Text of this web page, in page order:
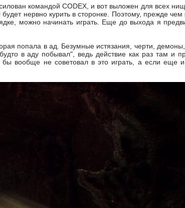
командой CODEX, и вот выложен для всех
нервно курить в сторонке. Поэтому, прежде чем
можно начинать играть. Еще до выхода я
попала в ад. Безумные истязания, черти, демоны,
в аду побывал", ведь действие как раз там и
вообще не советовал в это играть, а если еще и